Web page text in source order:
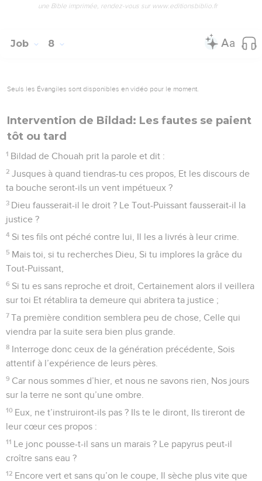
une Bible imprimée, rendez-vous sur www.editionsbiblio.fr
Job 8
Seuls les Évangiles sont disponibles en vidéo pour le moment.
Intervention de Bildad: Les fautes se paient
tôt ou tard
1 Bildad de Chouah prit la parole et dit :
2 Jusques à quand tiendras-tu ces propos, Et les discours de
ta bouche seront-ils un vent impétueux ?
3 Dieu fausserait-il le droit ? Le Tout-Puissant fausserait-il la
justice ?
4 Si tes fils ont péché contre lui, Il les a livrés à leur crime.
5 Mais toi, si tu recherches Dieu, Si tu implores la grâce du
Tout-Puissant,
6 Si tu es sans reproche et droit, Certainement alors il veillera
sur toi Et rétablira ta demeure qui abritera ta justice ;
7 Ta première condition semblera peu de chose, Celle qui
viendra par la suite sera bien plus grande.
8 Interroge donc ceux de la génération précédente, Sois
attentif à l’expérience de leurs pères.
9 Car nous sommes d’hier, et nous ne savons rien, Nos jours
sur la terre ne sont qu’une ombre.
10 Eux, ne t’instruiront-ils pas ? Ils te le diront, Ils tireront de
leur cœur ces propos :
11 Le jonc pousse-t-il sans un marais ? Le papyrus peut-il
croître sans eau ?
12 Encore vert et sans qu’on le coupe, Il sèche plus vite que